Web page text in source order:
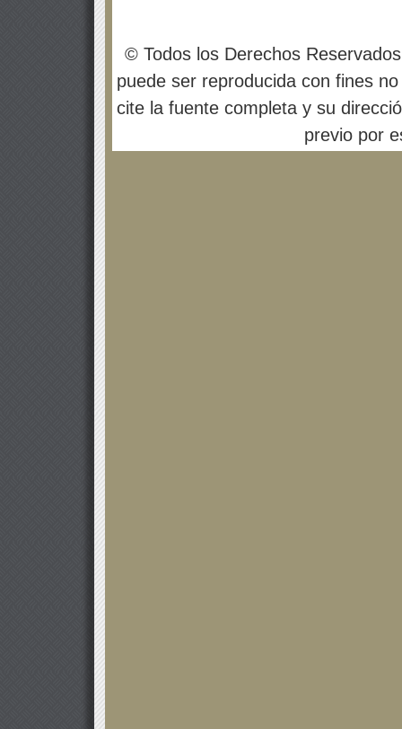
© Todos los Derechos
puede ser reproducida con fines
cite la fuente completa y su
previo por